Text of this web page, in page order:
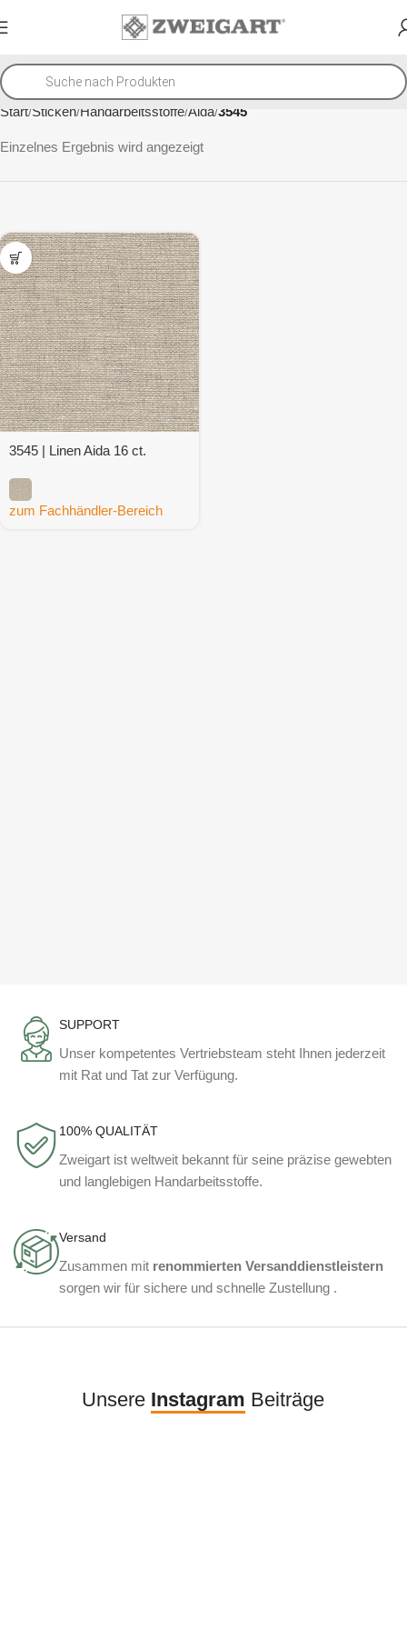
Start Sticken Handarbeitsstoffe Aida 3545
Einzelnes Ergebnis wird angezeigt
3545 | Linen Aida 16 ct.
zum Fachhändler-Bereich
SUPPORT
Unser kompetentes Vertriebsteam steht Ihnen jederzeit
mit Rat und Tat zur Verfügung.
100% QUALITÄT
Zweigart ist weltweit bekannt für seine präzise gewebten
und langlebigen Handarbeitsstoffe.
Versand
Zusammen mit renommierten Versanddienstleistern
sorgen wir für sichere und schnelle Zustellung .
Unsere Instagram Beiträge